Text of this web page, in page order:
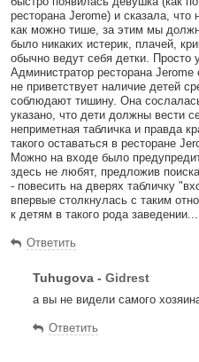
ресторана Jerome) и сказала,
как можно тише, за этим мы
было никаких истерик, плачей,
обычно ведут себя детки. Просто
Администратор ресторана
не приветствует наличие детей
соблюдают тишину. Она
указано, что дети должны вести
неприметная табличка и правда
такого оставаться в ресторане
Можно на входе было
здесь не любят, предложив
- повесить на дверях табличку
впервые столкнулась с таким
к детям в такого рода
Ответить
Tuhugova - Gidrest
а вы не видели самого
Ответить